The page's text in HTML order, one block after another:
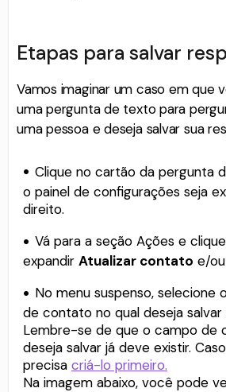
Etapas para salvar
Vamos imaginar um caso em que
uma pergunta de texto para
uma pessoa e deseja salvar sua
Clique no cartão da pergunta
o painel de configurações seja
direito.
Vá para a seção Ações e
expandir Atualizar contato e/ou
No menu suspenso, selecione
de contato no qual deseja salvar
Lembre-se de que o campo de
deseja salvar já deve existir.
precisa criá-lo primeiro.
Na imagem abaixo, você pode